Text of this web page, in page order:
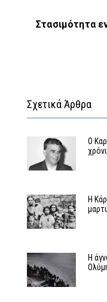
Στασιμότητα
Σχετικά Άρθρα
Ο
Η
Η